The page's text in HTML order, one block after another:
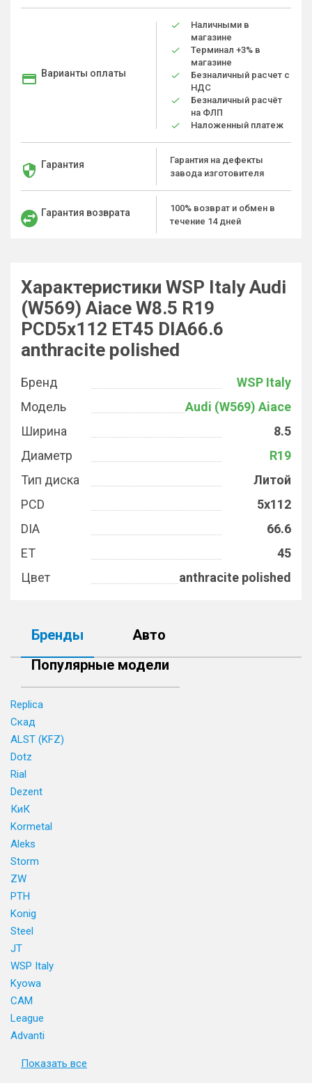
Варианты оплаты
Наличными в
магазине
Терминал +3% в
магазине
Безналичный расчет с
НДС
Безналичный расчёт
на ФЛП
Наложенный платеж
Гарантия
Гарантия на дефекты
завода изготовителя
Гарантия возврата
100% возврат и обмен в
течение 14 дней
Характеристики WSP Italy Audi
(W569) Aiace W8.5 R19
PCD5x112 ET45 DIA66.6
anthracite polished
Бренд
WSP Italy
Модель
Audi (W569) Aiace
Ширина
8.5
Диаметр
R19
Тип диска
Литой
PCD
5x112
DIA
66.6
ET
45
Цвет
anthracite polished
Бренды
Авто
Популярные модели
Replica
Скад
ALST (KFZ)
Dotz
Rial
Dezent
КиК
Kormetal
Aleks
Storm
ZW
PTH
Konig
Steel
JT
WSP Italy
Kyowa
CAM
League
Advanti
Показать все